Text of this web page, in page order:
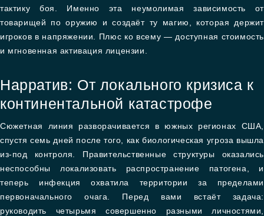
тактику боя. Именно эта неумолимая зависимость от
товарищей по оружию и создаёт ту магию, которая держит
игроков в напряжении. Плюс ко всему — доступная стоимость
и мгновенная активация лицензии.
Нарратив: От локального кризиса к
континентальной катастрофе
Сюжетная линия разворачивается в южных регионах США,
спустя семь дней после того, как биологическая угроза вышла
из-под контроля. Правительственные структуры оказались
неспособны локализовать распространение патогена, и
теперь инфекция охватила территории за пределами
первоначального очага. Перед вами встаёт задача:
руководить четырьмя совершенно разными личностями,